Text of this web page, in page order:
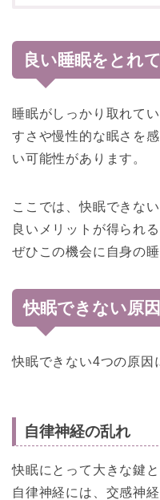
良い睡眠をとれ
睡眠がしっかり取れて
すさや慢性的な眠さを
い可能性があります。
ここでは、快眠できな
良いメリットが得られ
ぜひこの機会に自身の
快眠できない原因
快眠できない4つの原因
自律神経の乱れ
快眠にとって大きな鍵
自律神経には、交感神